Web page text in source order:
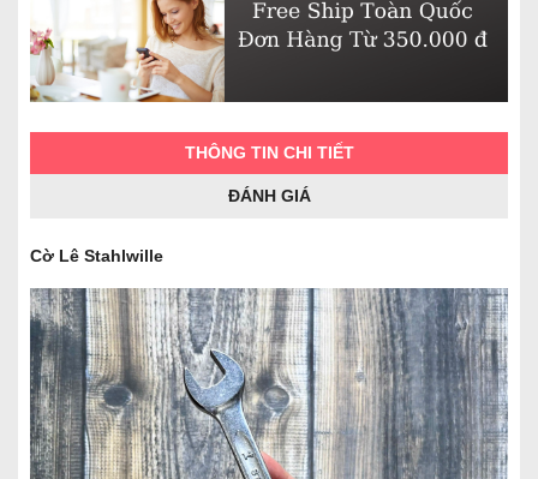
THÔNG TIN CHI TIẾT
ĐÁNH GIÁ
Cờ Lê Stahlwille